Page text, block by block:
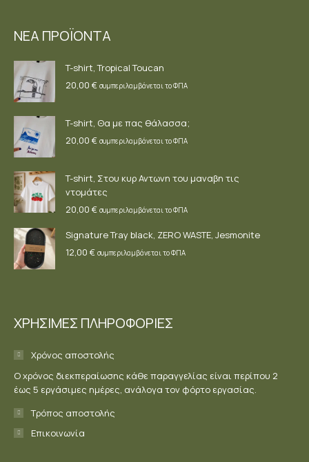
in
windowwindow
in
window
ΝΕΑ ΠΡΟΪΟΝΤΑ
T-shirt, Tropical Toucan
20,00 € συμπεριλαμβάνεται το ΦΠΑ
T-shirt, Θα με πας θάλασσα;
20,00 € συμπεριλαμβάνεται το ΦΠΑ
T-shirt, Στου κυρ Αντωνη του μαναβη τις
ντομάτες
20,00 € συμπεριλαμβάνεται το ΦΠΑ
Signature Tray black, ZERO WASTE, Jesmonite
12,00 € συμπεριλαμβάνεται το ΦΠΑ
ΧΡΗΣΙΜΕΣ ΠΛΗΡΟΦΟΡΙΕΣ
Χρόνος αποστολής
Ο χρόνος διεκπεραίωσης κάθε παραγγελίας είναι περίπου 2
έως 5 εργάσιμες ημέρες, ανάλογα τον φόρτο εργασίας.
Τρόπος αποστολής
Επικοινωνία